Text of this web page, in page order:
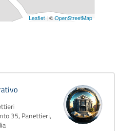
Leaflet | ©OpenStreetMap
35, Panettieri,